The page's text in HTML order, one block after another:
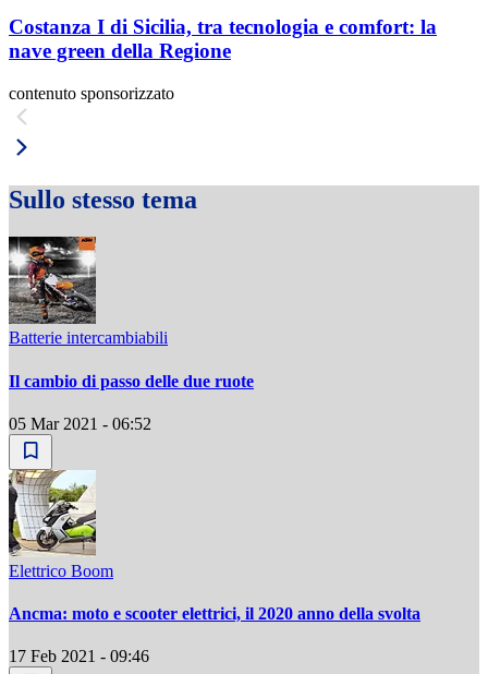
Costanza I di Sicilia, tra tecnologia e comfort: la
nave green della Regione
contenuto sponsorizzato
Sullo stesso tema
Batterie intercambiabili
Il cambio di passo delle due ruote
05 Mar 2021 - 06:52
Elettrico Boom
Ancma: moto e scooter elettrici, il 2020 anno della svolta
17 Feb 2021 - 09:46